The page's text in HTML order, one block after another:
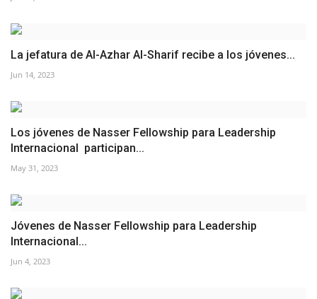
La jefatura de Al-Azhar Al-Sharif recibe a los jóvenes...
Jun 14, 2023
Los jóvenes de Nasser Fellowship para Leadership
Internacional participan...
May 31, 2023
Jóvenes de Nasser Fellowship para Leadership
Internacional...
Jun 4, 2023